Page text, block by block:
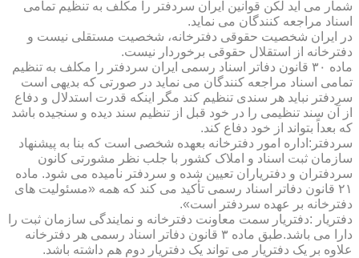
شمار می آید لکن قوانین ایران سردفتر را مکلف به تنظیم تمامی
اسناد مراجعه کنندگان می نماید.
در ایران شخصیت حقوقی دفترخانه، شخصیت مستقلی نیست و
دفترخانه از استقلال حقوقی برخوردار نیست.
ماده ۳۰ قانون دفاتر اسناد رسمی ایران سردفتر را مکلف به تنظیم
تمامی اسناد مراجعه کنندگان می نماید در صورتی که بدیهی است
سردفتر نباید هر سندی تنظیم کند مگر اینکه قدرت استدلال و دفاع
از آن سند تنظیمی را در خود قبل از تنظیم سند دیده و سنجیده باشد
که بعداً بتواند از خود دفاع کند.
سردفتر:اداره امور دفترخانه بعهده شخصی است که بنا به پیشنهاد
سازمان ثبت اسناد و املاک کشور با جلب نظر مشورتی کانون
سردفتران و دفتریاران تعیین شده و سردفتر نامیده می شود. ماده
۲۱ قانون دفاتر اسناد رسمی تأکید می کند که همه «مسئولیت های
دفترخانه بر عهده سردفتر است».
دفتریار :دفتریار سمت معاونت دفترخانه و نمایندگی سازمان ثبت را
دارا می باشد.طبق ماده ۳ قانون دفاتر اسناد رسمی هر دفترخانه
علاوه بر یک دفتریار می تواند یک دفتریار دوم هم داشته باشد.